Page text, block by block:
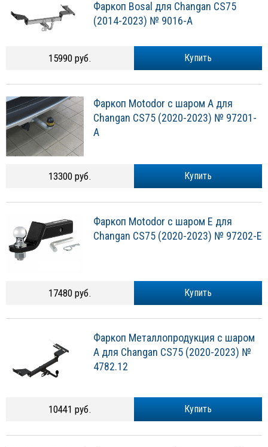
Фаркоп Bosal для Changan CS75
(2014-2023) № 9016-A
Купить
15990 руб.
Фаркоп Motodor с шаром А для
Changan CS75 (2020-2023) № 97201-
A
Купить
13300 руб.
Фаркоп Motodor с шаром E для
Changan CS75 (2020-2023) № 97202-E
Купить
17480 руб.
Фаркоп Металлопродукция с шаром
A для Changan CS75 (2020-2023) №
4782.12
Купить
10441 руб.